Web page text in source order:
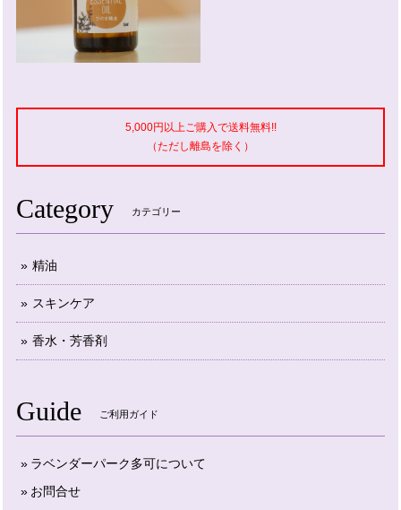
5,000円以上ご購入で送料無料!!
（ただし離島を除く）
Category カテゴリー
精油
スキンケア
香水・芳香剤
Guide ご利用ガイド
ラベンダーパーク多可について
お問合せ